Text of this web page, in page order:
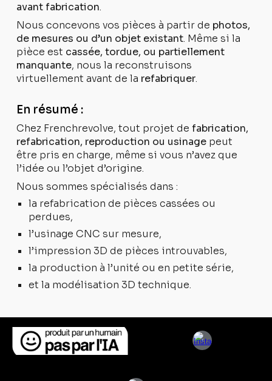
avant fabrication.
Nous concevons vos pièces à partir de photos,
de mesures ou d’un objet existant. Même si la
pièce est cassée, tordue, ou partiellement
manquante, nous la reconstruisons
virtuellement avant de la refabriquer.
En résumé :
Chez Frenchrevolve, tout projet defabrication,
refabrication, reproduction ou usinage peut
être pris en charge, même si vous n’avez que
l’idée ou l’objet d’origine.
Nous sommes spécialisés dans :
la refabrication de pièces cassées ou
perdues,
l’usinage CNC sur mesure,
l’impression 3D de pièces introuvables,
la production à l’unité ou en petite série,
et la modélisation 3D technique.